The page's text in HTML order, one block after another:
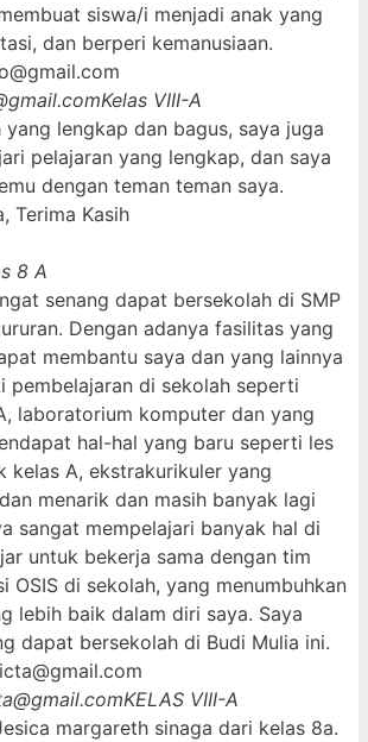
siswa/i menjadi anak yang
dan berperi kemanusiaan.
Kelas VIII-A
lengkap dan bagus, saya juga
pelajaran yang lengkap, dan saya
dengan teman teman saya.
Terima Kasih
8 A
senang dapat bersekolah di SMP
Dengan adanya fasilitas yang
membantu saya dan yang lainnya
pembelajaran di sekolah seperti
laboratorium komputer dan yang
hal-hal yang baru seperti les
kelas A, ekstrakurikuler yang
menarik dan masih banyak lagi
sangat mempelajari banyak hal di
untuk bekerja sama dengan tim
OSIS di sekolah, yang menumbuhkan
lebih baik dalam diri saya. Saya
dapat bersekolah di Budi Mulia ini.
KELAS VIII-A
margareth sinaga dari kelas 8a.